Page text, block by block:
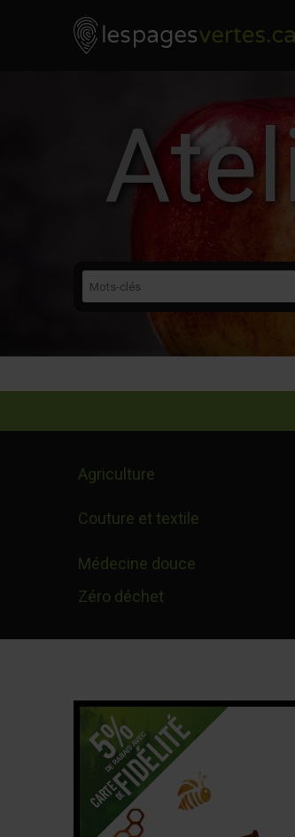
Skip to contentLes Pages Vertes - Go to homepage
Agriculture
Couture et textile
Médecine douce
Zéro déchet